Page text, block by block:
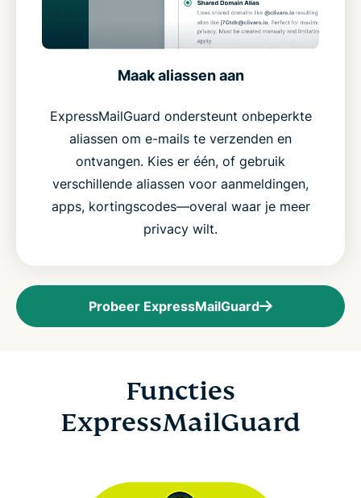
Maak aliassen aan
ExpressMailGuard ondersteunt onbeperkte
aliassen om e-mails te verzenden en
ontvangen. Kies er één, of gebruik
verschillende aliassen voor aanmeldingen,
apps, kortingscodes—overal waar je meer
privacy wilt.
Probeer ExpressMailGuard
Functies
ExpressMailGuard